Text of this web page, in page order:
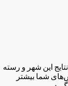
این شهر و رسته
شما بیشتر